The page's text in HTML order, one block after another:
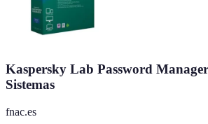
Kaspersky Lab Password
Sistemas
fnac.es